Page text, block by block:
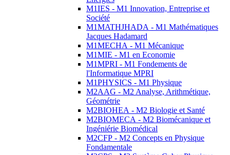
M1IES - M1 Innovation, Entreprise et
Société
M1MATHJHADA - M1 Mathématiques
Jacques Hadamard
M1MECHA - M1 Mécanique
M1MIE - M1 en Economie
M1MPRI - M1 Fondements de
l'Informatique MPRI
M1PHYSICS - M1 Physique
M2AAG - M2 Analyse, Arithmétique,
Géométrie
M2BIOHEA - M2 Biologie et Santé
M2BIOMECA - M2 Biomécanique et
Ingéniérie Biomédical
M2CFP - M2 Concepts en Physique
Fondamentale